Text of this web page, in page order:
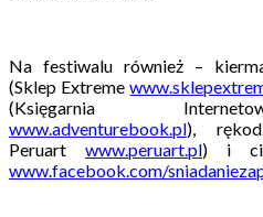
Na festiwalu również –
(Sklep Extreme
(Księgarnia
www.adventurebook.pl),
Peruart www.peruart.pl) i
www.facebook.com/